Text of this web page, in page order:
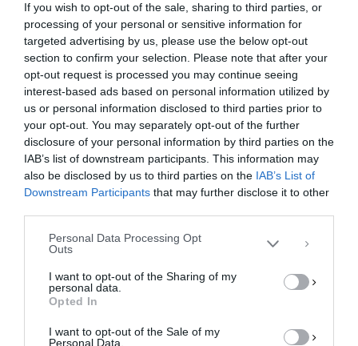
If you wish to opt-out of the sale, sharing to third parties, or
processing of your personal or sensitive information for
targeted advertising by us, please use the below opt-out
section to confirm your selection. Please note that after your
opt-out request is processed you may continue seeing
interest-based ads based on personal information utilized by
us or personal information disclosed to third parties prior to
your opt-out. You may separately opt-out of the further
disclosure of your personal information by third parties on the
IAB’s list of downstream participants. This information may
also be disclosed by us to third parties on the IAB’s List of
Downstream Participants that may further disclose it to other
Personal Data Processing Opt
Outs
I want to opt-out of the Sharing of my
personal data.
Opted In
I want to opt-out of the Sale of my
Personal Data.
Διαχείριση Συγκατάθεσης
Για να παρέχουμε την καλύτερη εμπειρία, χρησιμοποιούμε τεχνολογίες όπως
cookies για την αποθήκευση ή/και την πρόσβαση σε πληροφορίες συσκευών.
Η συγκατάθεση για τις εν λόγω τεχνολογίες θα μας επιτρέψει να
επεξεργαστούμε δεδομένα προσωπικού χαρακτήρα, όπως συμπεριφορά
συγκατάθεση ή η ανάκληση της συγκατάθεσης, μπορεί να επηρεάσει
αρνητικά ορισμένες λειτουργίες και δυνατότητες.
ΠΡΟΒΟΛΉ ΠΡΟΤΙΜΉΣΕΩΝ